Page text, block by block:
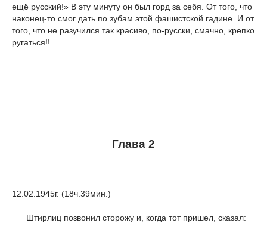
ещё русский!» В эту минуту он был горд за себя. От того, что
наконец-то смог дать по зубам этой фашистской гадине. И от
того, что не разучился так красиво, по-русски, смачно, крепко
ругаться!!............
Глава 2
12.02.1945г. (18ч.39мин.)
Штирлиц позвонил сторожу и, когда тот пришел, сказал: